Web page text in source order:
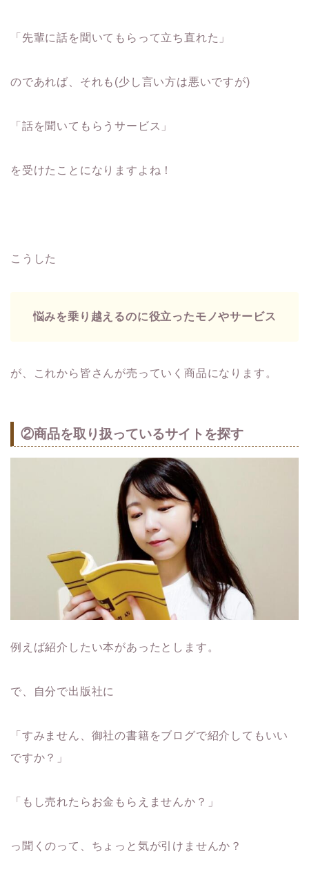
「先輩に話を聞いてもらって立ち直れた」
のであれば、それも(少し言い方は悪いですが)
「話を聞いてもらうサービス」
を受けたことになりますよね！
こうした
悩みを乗り越えるのに役立ったモノやサービス
が、これから皆さんが売っていく商品になります。
②商品を取り扱っているサイトを探す
例えば紹介したい本があったとします。
で、自分で出版社に
「すみません、御社の書籍をブログで紹介してもいい
ですか？」
「もし売れたらお金もらえませんか？」
っ聞くのって、ちょっと気が引けませんか？